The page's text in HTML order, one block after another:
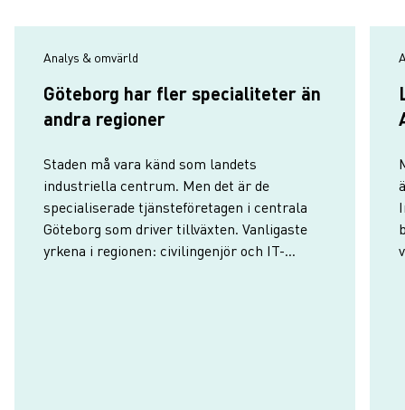
Analys & omvärld
Göteborg har fler specialiteter än
andra regioner
Staden må vara känd som landets
industriella centrum. Men det är de
specialiserade tjänsteföretagen i centrala
Göteborg som driver tillväxten. Vanligaste
yrkena i regionen: civilingenjör och IT-